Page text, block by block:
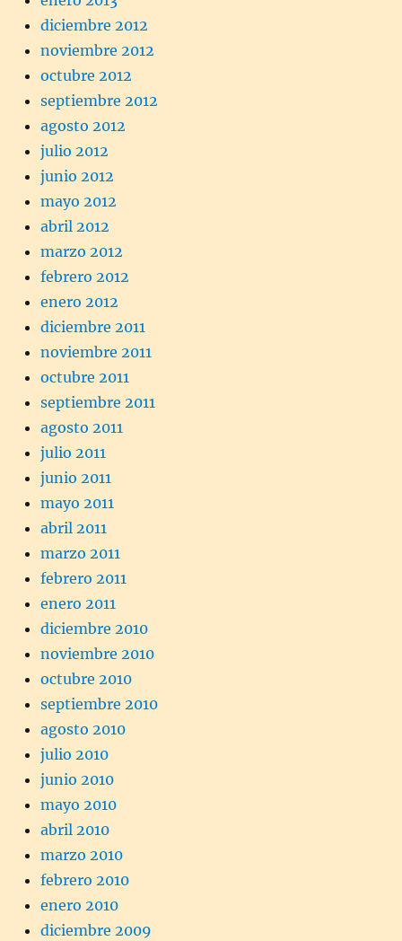
diciembre 2012
noviembre 2012
octubre 2012
septiembre 2012
agosto 2012
julio 2012
junio 2012
mayo 2012
abril 2012
marzo 2012
febrero 2012
enero 2012
diciembre 2011
noviembre 2011
octubre 2011
septiembre 2011
agosto 2011
julio 2011
junio 2011
mayo 2011
abril 2011
marzo 2011
febrero 2011
enero 2011
diciembre 2010
noviembre 2010
octubre 2010
septiembre 2010
agosto 2010
julio 2010
junio 2010
mayo 2010
abril 2010
marzo 2010
febrero 2010
enero 2010
diciembre 2009